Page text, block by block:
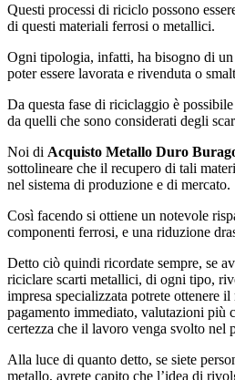
Questi processi di riciclo possono
di questi materiali ferrosi o metallici.
Ogni tipologia, infatti, ha bisogno di
poter essere lavorata e rivenduta o
Da questa fase di riciclaggio è
da quelli che sono considerati degli
Noi di Acquisto Metallo Duro
sottolineare che il recupero di tali
nel sistema di produzione e di mercato.
Così facendo si ottiene un notevole
componenti ferrosi, e una riduzione
Detto ciò quindi ricordate sempre, se
riciclare scarti metallici, di ogni tipo,
impresa specializzata potrete ottenere
pagamento immediato, valutazioni più
certezza che il lavoro venga svolto nel
Alla luce di quanto detto, se siete
metallo, avrete capito che l’idea di